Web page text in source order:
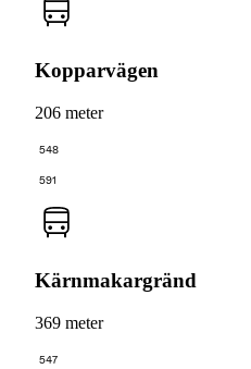
Kopparvägen
206 meter
548
591
Kärnmakargränd
369 meter
547